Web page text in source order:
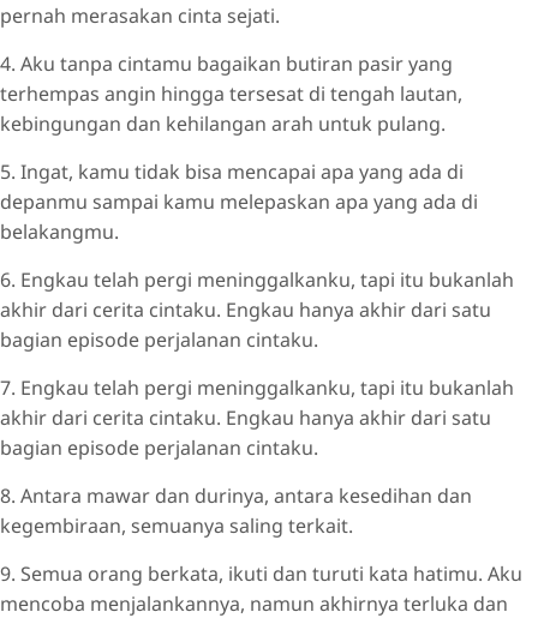
pernah merasakan cinta sejati.
4. Aku tanpa cintamu bagaikan butiran pasir yang
terhempas angin hingga tersesat di tengah lautan,
kebingungan dan kehilangan arah untuk pulang.
5. Ingat, kamu tidak bisa mencapai apa yang ada di
depanmu sampai kamu melepaskan apa yang ada di
belakangmu.
6. Engkau telah pergi meninggalkanku, tapi itu bukanlah
akhir dari cerita cintaku. Engkau hanya akhir dari satu
bagian episode perjalanan cintaku.
7. Engkau telah pergi meninggalkanku, tapi itu bukanlah
akhir dari cerita cintaku. Engkau hanya akhir dari satu
bagian episode perjalanan cintaku.
8. Antara mawar dan durinya, antara kesedihan dan
kegembiraan, semuanya saling terkait.
9. Semua orang berkata, ikuti dan turuti kata hatimu. Aku
mencoba menjalankannya, namun akhirnya terluka dan